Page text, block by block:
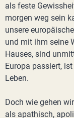
als feste
morgen weg sein
unsere
und mit ihm seine
Hauses, sind
Europa passiert,
Leben.
Doch wie gehen
als apathisch,